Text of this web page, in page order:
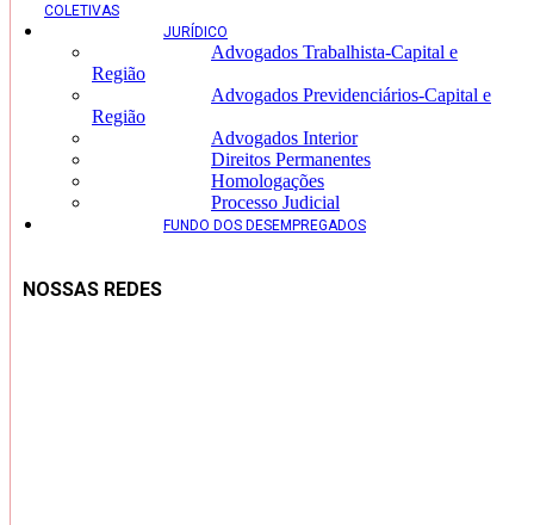
COLETIVAS
JURÍDICO
Advogados Trabalhista-Capital e
Região
Advogados Previdenciários-Capital e
Região
Advogados Interior
Direitos Permanentes
Homologações
Processo Judicial
FUNDO DOS DESEMPREGADOS
NOSSAS REDES